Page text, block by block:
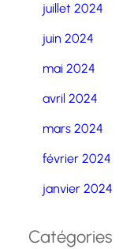
juillet 2024
juin 2024
mai 2024
avril 2024
mars 2024
février 2024
janvier 2024
Catégories